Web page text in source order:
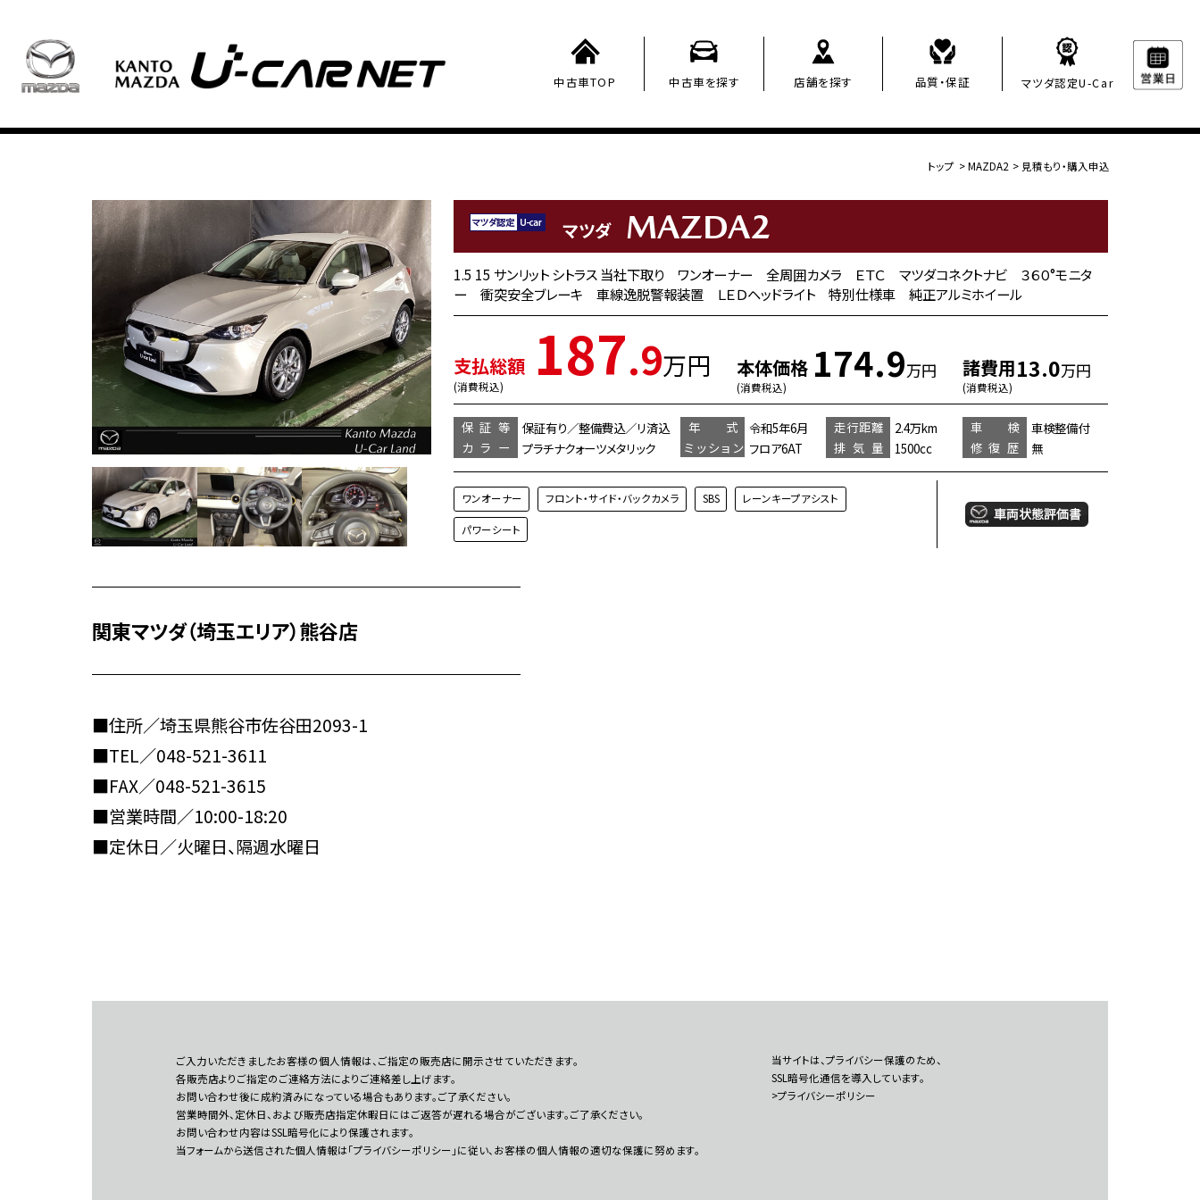
中古車TOP 中古車を探す 店舗を探す 品質・保証 マツダ認定U-Car
トップ >MAZDA2 > 見積もり・購入申込
マツダ MAZDA2
1.5 15 サンリット シトラス 当社下取り ワンオーナー 全周囲カメラ ＥＴＣ マツダコネクトナビ ３６０°モニタ
ー 衝突安全ブレーキ 車線逸脱警報装置 ＬＥＤヘッドライト 特別仕様車 純正アルミホイール
支払総額
(消費税込) 187.9万円 本体価格
(消費税込)
174.9万円 諸費用
(消費税込)
13.0万円
保証等 保証有り／整備費込／リ済込 年 式 令和5年6月 走行距離 2.4万km 車 検
車検整備付
カラー
プラチナクォーツメタリック ミッション フロア6AT 排気量 1500cc 修復歴 無
ワンオーナー フロント・サイド・バックカメラ SBS レーンキープアシスト
パワーシート
関東マツダ（埼玉エリア）熊谷店
■住所／埼玉県熊谷市佐谷田2093-1
■TEL／048-521-3611
■FAX／048-521-3615
■営業時間／10:00-18:20
■定休日／火曜日、隔週水曜日
ご入力いただきましたお客様の個人情報は、ご指定の販売店に開示させていただきます。
各販売店よりご指定のご連絡方法によりご連絡差し上げます。
お問い合わせ後に成約済みになっている場合もあります。ご了承ください。
営業時間外、定休日、および販売店指定休暇日にはご返答が遅れる場合がございます。ご了承ください。
お問い合わせ内容はSSL暗号化により保護されます。
当フォームから送信された個人情報は「プライバシーポリシー」に従い、お客様の個人情報の適切な保護に努めます。
当サイトは、プライバシー保護のため、
SSL暗号化通信を導入しています。
>プライバシーポリシー